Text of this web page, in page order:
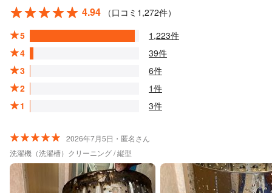
4.94
（口コミ1,272件）
5
1,223件
4
39件
3
6件
2
1件
1
3件
2026年7月5日・匿名さん
洗濯機（洗濯槽）クリーニング / 縦型